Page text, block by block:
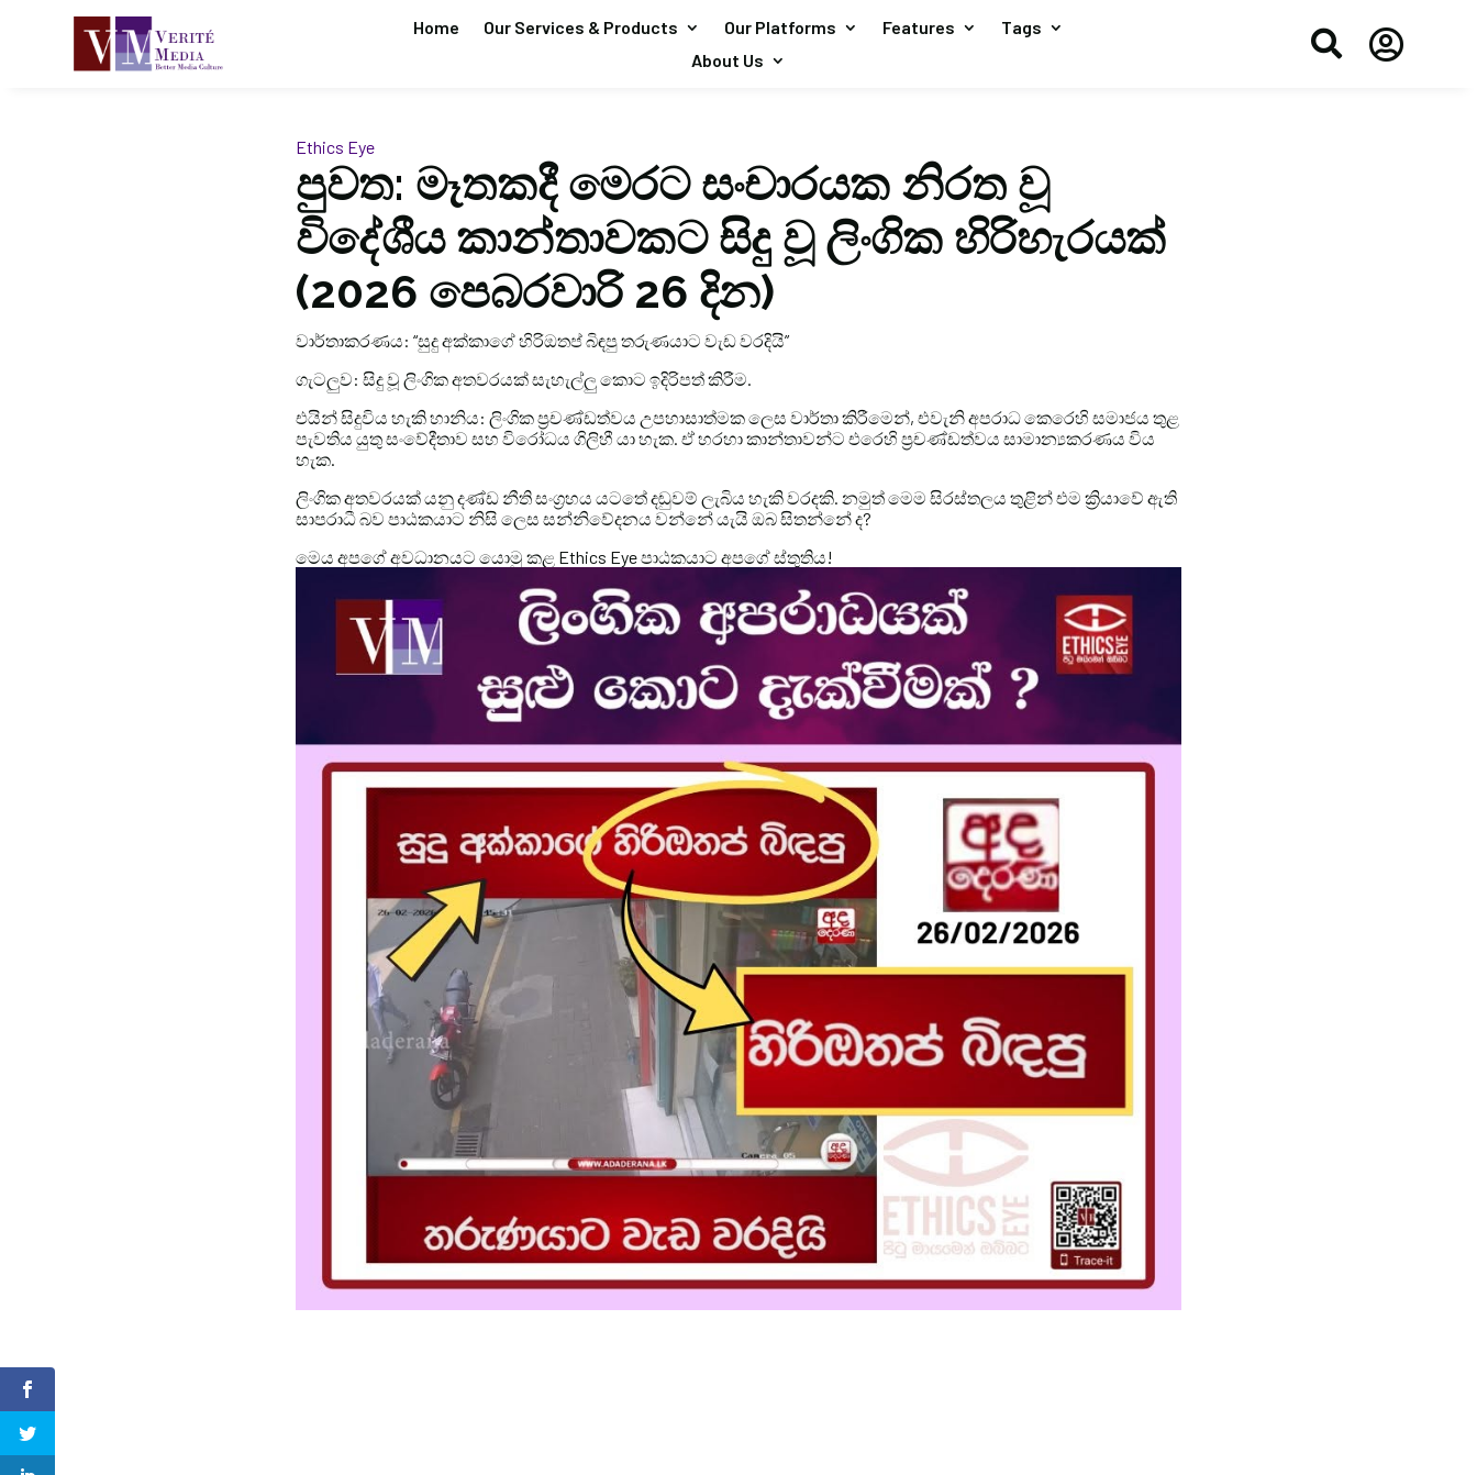
Home Our Services & Products Our Platforms Features
Tags
About Us
 
Ethics Eye
පුවත: මෑතකදී මෙරට සංචාරයක නිරත වූ
විදේශීය කාන්තාවකට සිදු වූ ලිංගික හිරිහැරයක්
(2026 පෙබරවාරි 26 දින)
වාර්තාකරණය: “සුදු අක්කාගේ හිරිඔතප් බිඳපු තරුණයාට වැඩ වරදියි”
ගැටලුව: සිදු වූ ලිංගික අතවරයක් සැහැල්ලු කොට ඉදිරිපත් කිරීම.
එයින් සිදුවිය හැකි හානිය: ලිංගික ප්‍රචණ්ඩත්වය උපහාසාත්මක ලෙස වාර්තා කිරීමෙන්, එවැනි අපරාධ කෙරෙහි සමාජය තුළ
පැවතිය යුතු සංවේදීතාව සහ විරෝධය ගිලිහී යා හැක. ඒ හරහා කාන්තාවන්ට එරෙහි ප්‍රචණ්ඩත්වය සාමාන්‍යකරණය විය
හැක.
ලිංගික අතවරයක් යනු දණ්ඩ නීති සංග්‍රහය යටතේ දඬුවම් ලැබිය හැකි වරදකි. නමුත් මෙම සිරස්තලය තුළින් එම ක්‍රියාවේ ඇති
සාපරාධී බව පාඨකයාට නිසි ලෙස සන්නිවේදනය වන්නේ යැයි ඔබ සිතන්නේ ද?
මෙය අපගේ අවධානයට යොමු කළ Ethics Eye පාඨකයාට අපගේ ස්තුතිය!